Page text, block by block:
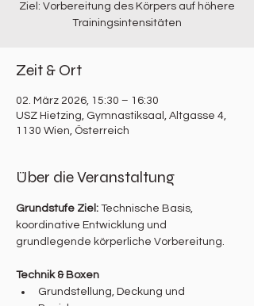
Ziel: Vorbereitung des Körpers auf höhere
Trainingsintensitäten
Zeit & Ort
02. März 2026, 15:30 – 16:30
USZ Hietzing, Gymnastiksaal, Altgasse 4,
1130 Wien, Österreich
Über die Veranstaltung
Grundstufe Ziel: Technische Basis,
koordinative Entwicklung und
grundlegende körperliche Vorbereitung.
Technik & Boxen
Grundstellung, Deckung und